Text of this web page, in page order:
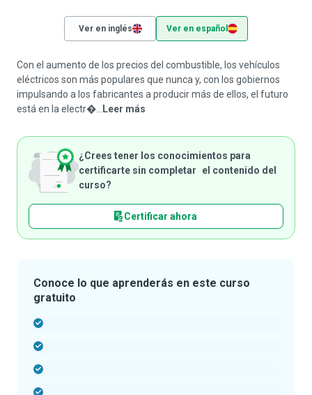
Ver en inglés Ver en español
Con el aumento de los precios del combustible, los vehículos
eléctricos son más populares que nunca y, con los gobiernos
impulsando a los fabricantes a producir más de ellos, el futuro
está en la electr�...
Leer más
¿Crees tener los conocimientos para
certificarte sin completar el contenido del
curso?
Certificar ahora
Conoce lo que aprenderás en este curso
gratuito